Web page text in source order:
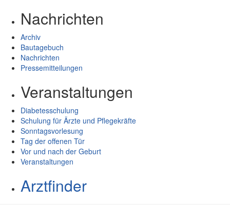
Nachrichten
Archiv
Bautagebuch
Nachrichten
Pressemitteilungen
Veranstaltungen
Diabetesschulung
Schulung für Ärzte und Pflegekräfte
Sonntagsvorlesung
Tag der offenen Tür
Vor und nach der Geburt
Veranstaltungen
Arztfinder